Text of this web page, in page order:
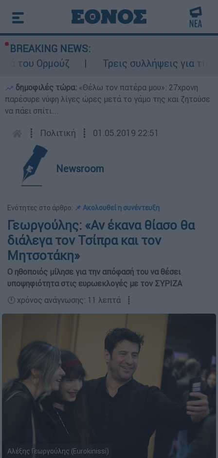
BREAKING NEWS:
Τρεις συλλήψεις για τις φωτιές
δημοφιλές τώρα: «Θέλω τον πατέρα μου»: 27χρονη
παρέσυρε νύφη λίγες ώρες μετά το γάμο της και ζητούσε
να πάει σπίτι...
┋ Πολιτική ┋ 01.05.2019 22:51
Newsroom
Ενότητες στο άρθρο: 📌 Ακολουθεί η συνέντευξη
Γεωργούλης: «Αν έκανα θίασο θα
διάλεγα τον Τσίπρα και τον
Μητσοτάκη»
O ηθοποιός μίλησε για την απόφασή του να θέσει
υποψηφιότητα στις ευρωεκλογές με τον ΣΥΡΙΖΑ
🕛 χρόνος ανάγνωσης: 11 λεπτά ┋
Αλέξης Γεωργούλης (Eurokinissi)